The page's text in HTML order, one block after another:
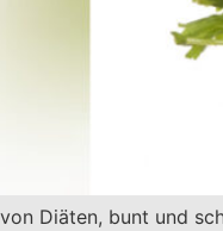
Diäten, bunt und